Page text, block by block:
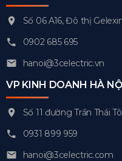
Số 06 A16, Đô thị
0902 685 695
hanoi@3celectric.vn
VP KINH DOANH HÀ
Số 11 đường Trần Thái
0931 899 959
hanoi@3celectric.com